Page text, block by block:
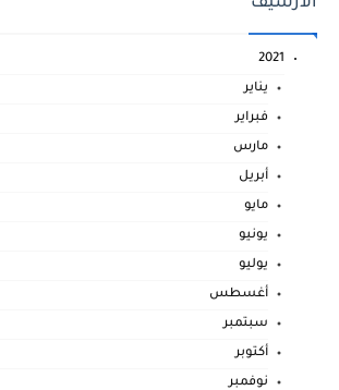
2021
يناير
فبراير
مارس
أبريل
مايو
يونيو
يوليو
أغسطس
سبتمبر
أكتوبر
نوفمبر